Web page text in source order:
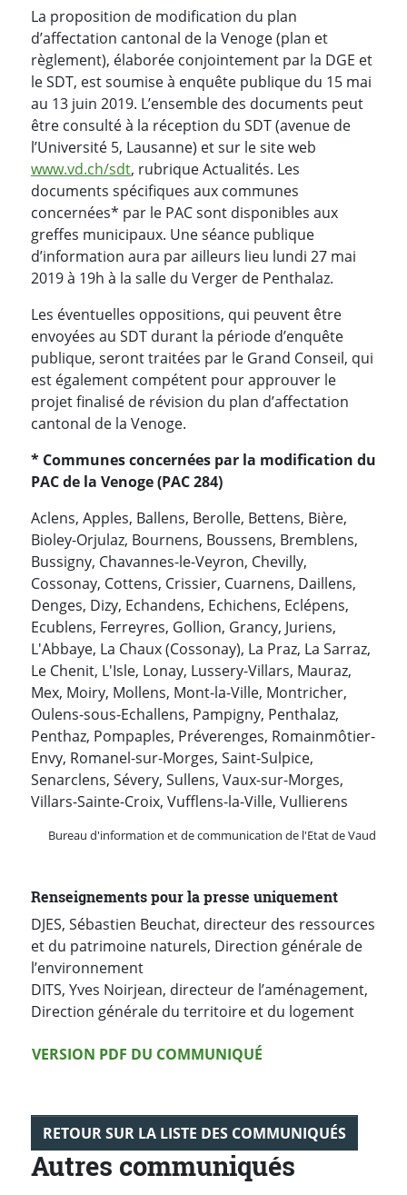
La proposition de modification du plan
d’affectation cantonal de la Venoge (plan et
règlement), élaborée conjointement par la DGE et
le SDT, est soumise à enquête publique du 15 mai
au 13 juin 2019. L’ensemble des documents peut
être consulté à la réception du SDT (avenue de
l’Université 5, Lausanne) et sur le site web
www.vd.ch/sdt, rubrique Actualités. Les
documents spécifiques aux communes
concernées* par le PAC sont disponibles aux
greffes municipaux. Une séance publique
d’information aura par ailleurs lieu lundi 27 mai
2019 à 19h à la salle du Verger de Penthalaz.
Les éventuelles oppositions, qui peuvent être
envoyées au SDT durant la période d’enquête
publique, seront traitées par le Grand Conseil, qui
est également compétent pour approuver le
projet finalisé de révision du plan d’affectation
cantonal de la Venoge.
* Communes concernées par la modification du
PAC de la Venoge (PAC 284)
Aclens, Apples, Ballens, Berolle, Bettens, Bière,
Bioley-Orjulaz, Bournens, Boussens, Bremblens,
Bussigny, Chavannes-le-Veyron, Chevilly,
Cossonay, Cottens, Crissier, Cuarnens, Daillens,
Denges, Dizy, Echandens, Echichens, Eclépens,
Ecublens, Ferreyres, Gollion, Grancy, Juriens,
L'Abbaye, La Chaux (Cossonay), La Praz, La Sarraz,
Le Chenit, L'Isle, Lonay, Lussery-Villars, Mauraz,
Mex, Moiry, Mollens, Mont-la-Ville, Montricher,
Oulens-sous-Echallens, Pampigny, Penthalaz,
Penthaz, Pompaples, Préverenges, Romainmôtier-
Envy, Romanel-sur-Morges, Saint-Sulpice,
Senarclens, Sévery, Sullens, Vaux-sur-Morges,
Villars-Sainte-Croix, Vufflens-la-Ville, Vullierens
Bureau d'information et de communication de l'Etat de Vaud
Renseignements pour la presse uniquement
DJES, Sébastien Beuchat, directeur des ressources
et du patrimoine naturels, Direction générale de
l’environnement
DITS, Yves Noirjean, directeur de l’aménagement,
Direction générale du territoire et du logement
Version PDF
VERSION PDF DU COMMUNIQUÉ
RETOUR SUR LA LISTE DES COMMUNIQUÉS
Autres communiqués